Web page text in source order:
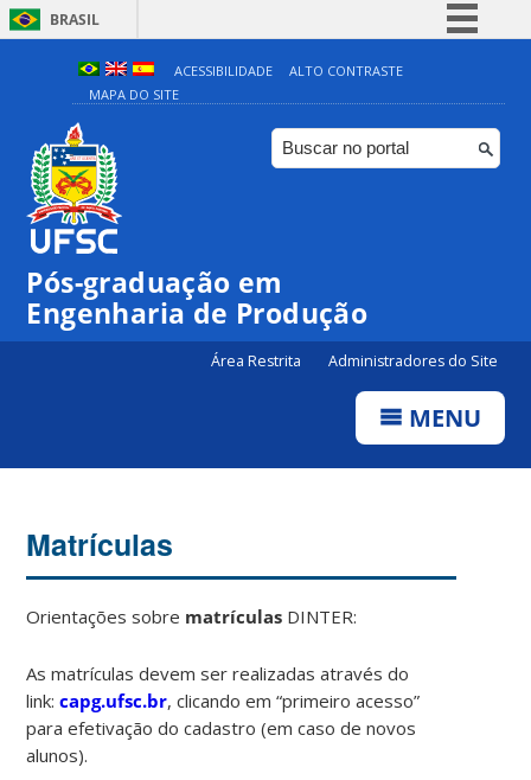
BRASIL
Simplifique!
Comunica BR
Participe
ACESSIBILIDADE
ALTO CONTRASTE
MAPA DO SITE
Pós-graduação em
Engenharia de Produção
Área Restrita Administradores do Site
MENU
Matrículas
Orientações sobre matrículas DINTER:
As matrículas devem ser realizadas através do
link:capg.ufsc.br, clicando em “primeiro acesso”
para efetivação do cadastro (em caso de novos
alunos).